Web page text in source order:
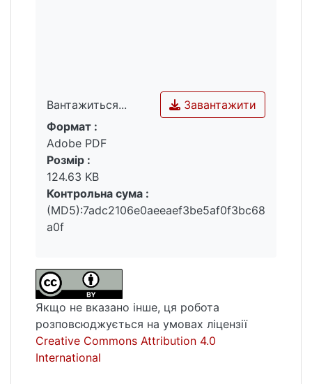
Вантажиться...
Вантажиться...
Завантажити
Формат :
Adobe PDF
Розмір :
124.63 KB
Контрольна сума :
(MD5):7adc2106e0aeeaef3be5af0f3bc68
a0f
Якщо не вказано інше, ця робота
розповсюджується на умовах ліцензії
Creative Commons Attribution 4.0
International